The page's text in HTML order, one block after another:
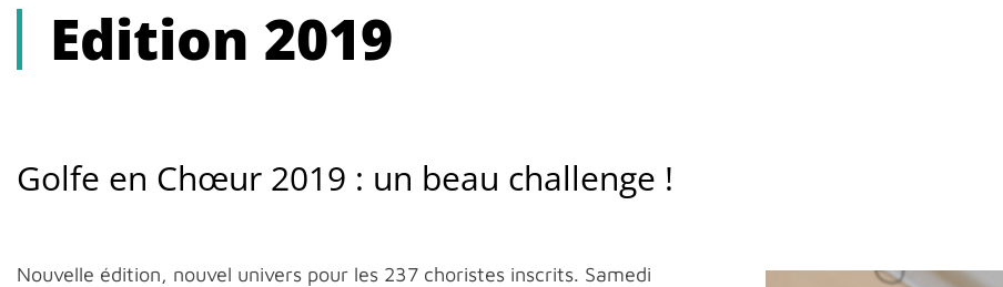
Edition 2019
Golfe en Chœur 2019 : un beau challenge !
Nouvelle édition, nouvel univers pour les 237 choristes inscrits. Samedi